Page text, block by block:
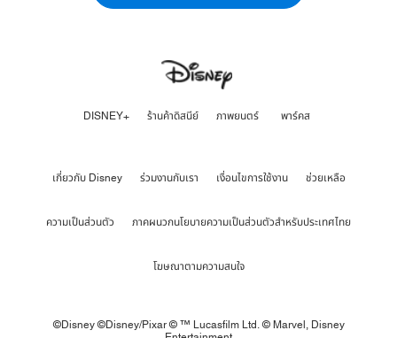
DISNEY+ ร้านค้าดิสนีย์ ภาพยนตร์ พาร์คส
เกี่ยวกับ Disney ร่วมงานกับเรา เงื่อนไขการใช้งาน ช่วยเหลือ
ความเป็นส่วนตัว ภาคผนวกนโยบายความเป็นส่วนตัวสำหรับประเทศไทย
โฆษณาตามความสนใจ
©Disney ©Disney/Pixar © ™ Lucasfilm Ltd. © Marvel, Disney